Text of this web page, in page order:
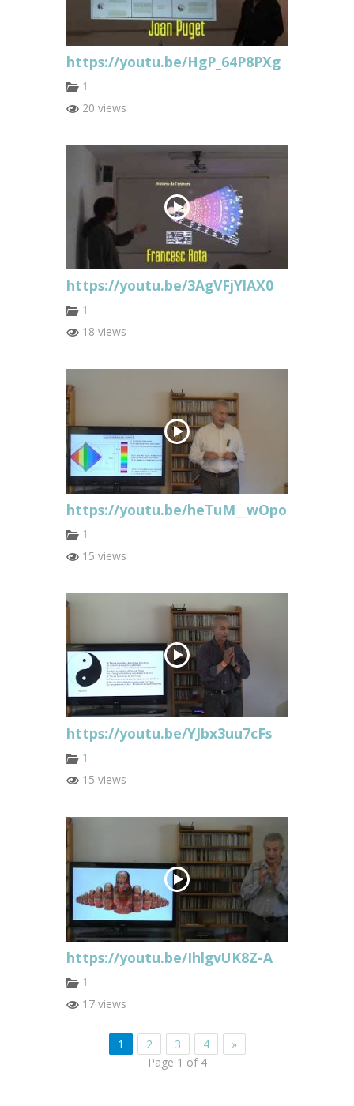
https://youtu.be/HgP_64P8PXg
1
20 views
https://youtu.be/3AgVFjYlAX0
1
18 views
https://youtu.be/heTuM__wOpo
1
15 views
https://youtu.be/YJbx3uu7cFs
1
15 views
https://youtu.be/IhlgvUK8Z-A
1
17 views
1 2 3 4
»
Page 1 of 4